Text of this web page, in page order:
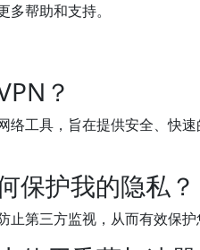
帮助和支持。
？
络工具，旨在提供安全、快
保护我的隐私？
第三方监视，从而有效保护